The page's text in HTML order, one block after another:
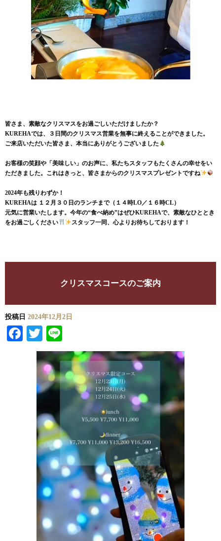
皆さま、素敵なクリスマスをお過ごしいただけましたか？
KUREHAでは、３日間のクリスマス営業を無事に終えることができました。
ご来店いただいた皆さま、本当にありがとうございました
お客様の笑顔や「美味しい」のお声に、私たちスタッフもたくさんの幸せをい
ただきました。これはきっと、皆さまからのクリスマスプレゼントですね
2024年も残りわずか！
KUREHAは １２月３０日のランチまで（１４時LO／１６時CL）
元気に営業いたします。今年の“食べ納め”はぜひKUREHAで、素敵なひととき
をお過ごしください スタッフ一同、心よりお待ちしております！
クリスマスコースのご案内
投稿日 2024年12月2日
Facebook
Twitter